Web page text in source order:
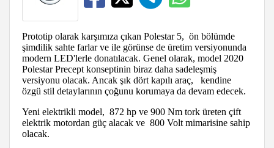
Prototip olarak karşımıza çıkan Polestar 5, ön bölümde
şimdilik sahte farlar ve ile görünse de üretim versiyonunda
modern LED'lerle donatılacak. Genel olarak, model 2020
Polestar Precept konseptinin biraz daha sadeleşmiş
versiyonu olacak. Ancak şık dört kapılı araç, kendine
özgü stil detaylarının çoğunu korumaya da devam edecek.
Yeni elektrikli model, 872 hp ve 900 Nm tork üreten çift
elektrik motordan güç alacak ve 800 Volt mimarisine sahip
olacak.